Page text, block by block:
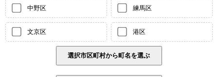
中野区 練馬区
文京区 港区